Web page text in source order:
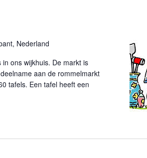
Nederland
ons wijkhuis. De markt is
aan de rommelmarkt
tafels. Een tafel heeft een